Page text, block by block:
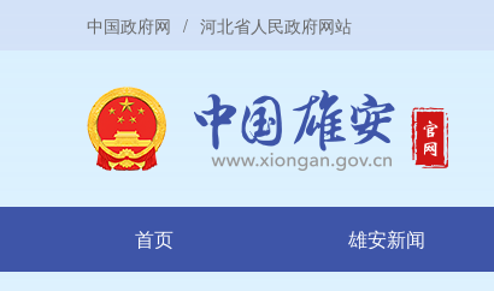
中国政府网 / 河北省人民政府网站
首页 雄安新闻